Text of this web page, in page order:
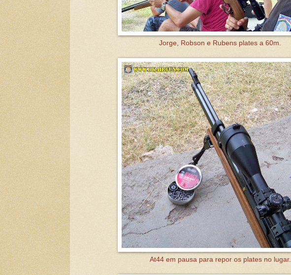
Jorge, Robson e Rubens plates a 60m.
At44 em pausa para repor os plates no lugar.